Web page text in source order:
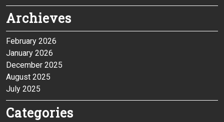
Archieves
February 2026
January 2026
December 2025
August 2025
July 2025
Categories